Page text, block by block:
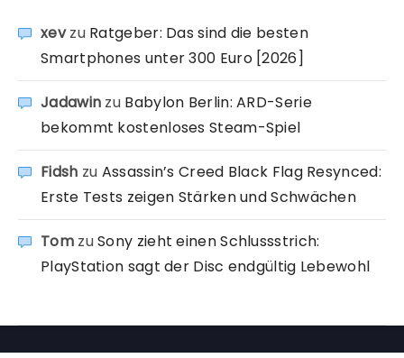
xevzu Ratgeber: Das sind die besten
Smartphones unter 300 Euro [2026]
Jadawin zu Babylon Berlin: ARD-Serie
bekommt kostenloses Steam-Spiel
Fidsh zu Assassin’s Creed Black Flag Resynced:
Erste Tests zeigen Stärken und Schwächen
TomzuSony zieht einen Schlussstrich:
PlayStation sagt der Disc endgültig Lebewohl